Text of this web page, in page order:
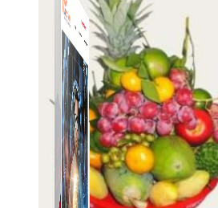
Simple Live
Phần mềm tạo kịch bản bình